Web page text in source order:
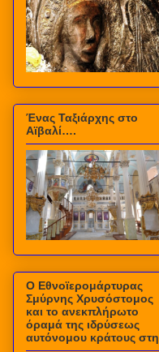
Ένας Ταξιάρχης στο
Αϊβαλί….
Ο Εθνοϊερομάρτυρας
Σμύρνης Χρυσόστομος
και το ανεκπλήρωτο
όραμά της ιδρύσεως
αυτόνομου κράτους στη